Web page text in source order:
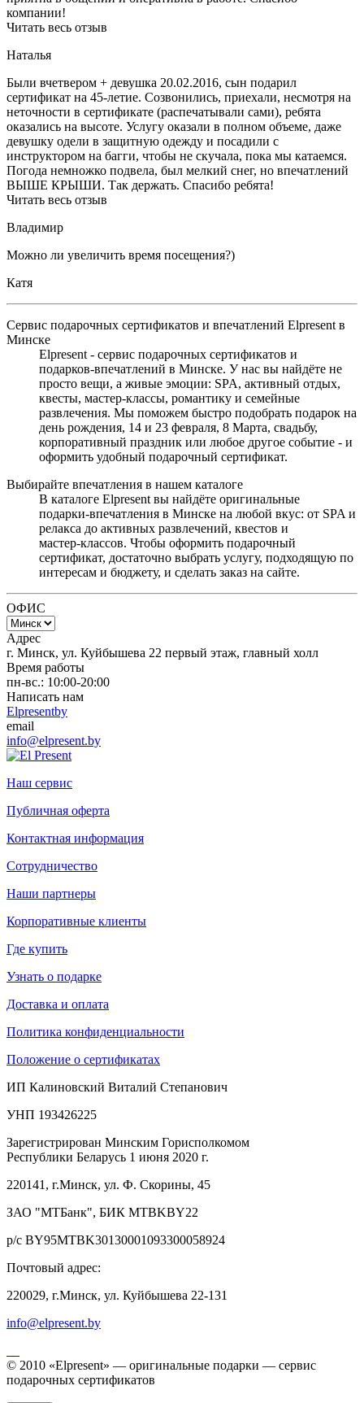
компании!
Читать весь отзыв
Наталья
Были вчетвером + девушка 20.02.2016, сын подарил
сертификат на 45-летие. Созвонились, приехали, несмотря на
неточности в сертификате (распечатывали сами), ребята
оказались на высоте. Услугу оказали в полном объеме, даже
девушку одели в защитную одежду и посадили с
инструктором на багги, чтобы не скучала, пока мы катаемся.
Погода немножко подвела, был мелкий снег, но впечатлений
ВЫШЕ КРЫШИ. Так держать. Спасибо ребята!
Читать весь отзыв
Владимир
Можно ли увеличить время посещения?)
Катя
Сервис подарочных сертификатов и впечатлений Elpresent в
Минске
Elpresent - сервис подарочных сертификатов и
подарков‑впечатлений в Минске. У нас вы найдёте не
просто вещи, а живые эмоции: SPA, активный отдых,
квесты, мастер‑классы, романтику и семейные
развлечения. Мы поможем быстро подобрать подарок на
день рождения, 14 и 23 февраля, 8 Марта, свадьбу,
корпоративный праздник или любое другое событие - и
оформить удобный подарочный сертификат.
Выбирайте впечатления в нашем каталоге
В каталоге Elpresent вы найдёте оригинальные
подарки‑впечатления в Минске на любой вкус: от SPA и
релакса до активных развлечений, квестов и
мастер‑классов. Чтобы оформить подарочный
сертификат, достаточно выбрать услугу, подходящую по
интересам и бюджету, и сделать заказ на сайте.
ОФИС
Адрес
г. Минск, ул. Куйбышева 22 первый этаж, главный холл
Время работы
пн-вс.: 10:00-20:00
Написать нам
Elpresentby
email
info@elpresent.by
Наш сервис
Публичная оферта
Контактная информация
Сотрудничество
Наши партнеры
Корпоративные клиенты
Где купить
Узнать о подарке
Доставка и оплата
Политика конфиденциальности
Положение о сертификатах
ИП Калиновский Виталий Степанович
УНП 193426225
Зарегистрирован Минским Горисполкомом
Республики Беларусь 1 июня 2020 г.
220141, г.Минск, ул. Ф. Скорины, 45
ЗАО "МТБанк", БИК MTBKBY22
р/с BY95MTBK30130001093300058924
Почтовый адрес:
220029, г.Минск, ул. Куйбышева 22-131
info@elpresent.by
© 2010 «Elpresent» — оригинальные подарки — сервис
подарочных сертификатов